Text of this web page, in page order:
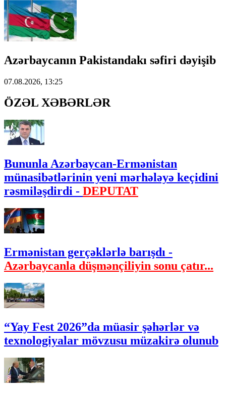
Azərbaycanın Pakistandakı səfiri dəyişib
07.08.2026, 13:25
ÖZƏL XƏBƏRLƏR
Bununla Azərbaycan-Ermənistan
münasibətlərinin yeni mərhələyə keçidini
rəsmiləşdirdi - DEPUTAT
Ermənistan gerçəklərlə barışdı -
Azərbaycanla düşmənçiliyin sonu çatır...
“Yay Fest 2026”da müasir şəhərlər və
texnologiyalar mövzusu müzakirə olunub